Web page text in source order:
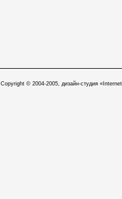
Copyright © 2004-2005, дизайн-студия